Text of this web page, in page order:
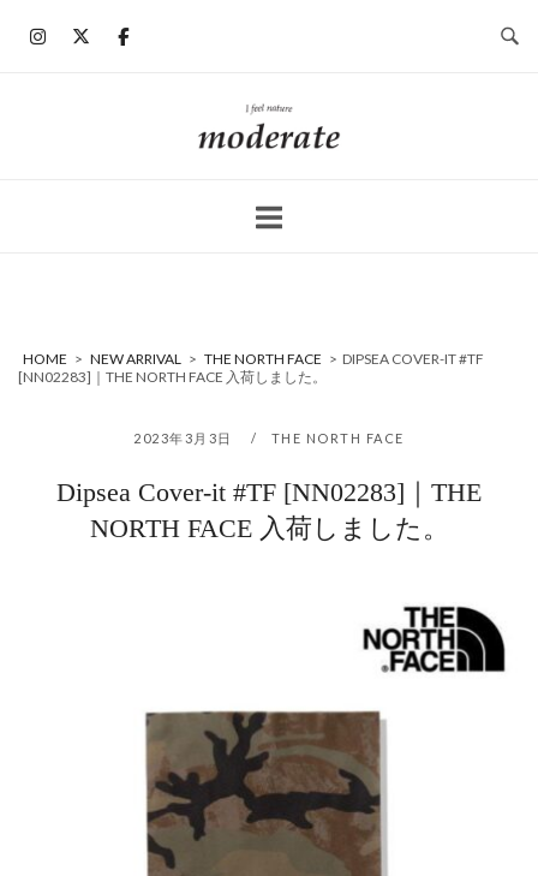
ホ
ー
HOME > NEW ARRIVAL > THE NORTH FACE > DIPSEA COVER-IT #TF
[NN02283]｜THE NORTH FACE 入荷しました。
2023年3月3日 THE NORTH FACE
Dipsea Cover-it #TF [NN02283]｜THE
NORTH FACE 入荷しました。